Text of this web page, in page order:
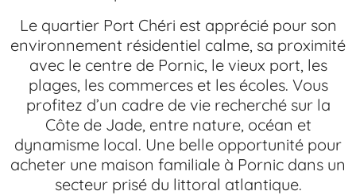
Le quartier Port Chéri est apprécié pour son
environnement résidentiel calme, sa proximité
avec le centre de Pornic, le vieux port, les
plages, les commerces et les écoles. Vous
profitez d’un cadre de vie recherché sur la
Côte de Jade, entre nature, océan et
dynamisme local. Une belle opportunité pour
acheter une maison familiale à Pornic dans un
secteur prisé du littoral atlantique.